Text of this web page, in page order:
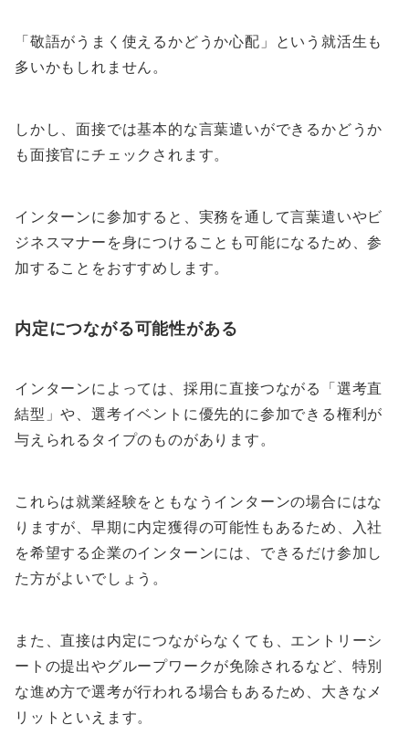
「敬語がうまく使えるかどうか心配」という就活生も
多いかもしれません。
しかし、面接では基本的な言葉遣いができるかどうか
も面接官にチェックされます。
インターンに参加すると、実務を通して言葉遣いやビ
ジネスマナーを身につけることも可能になるため、参
加することをおすすめします。
内定につながる可能性がある
インターンによっては、採用に直接つながる「選考直
結型」や、選考イベントに優先的に参加できる権利が
与えられるタイプのものがあります。
これらは就業経験をともなうインターンの場合にはな
りますが、早期に内定獲得の可能性もあるため、入社
を希望する企業のインターンには、できるだけ参加し
た方がよいでしょう。
また、直接は内定につながらなくても、エントリーシ
ートの提出やグループワークが免除されるなど、特別
な進め方で選考が行われる場合もあるため、大きなメ
リットといえます。